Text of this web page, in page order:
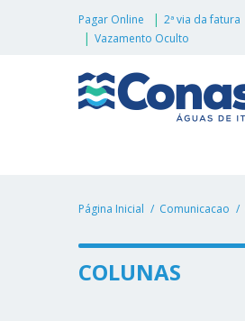
Pagar Online 2ª via da fatura
Vazamento Oculto
Página Inicial Comunicacao
COLUNAS